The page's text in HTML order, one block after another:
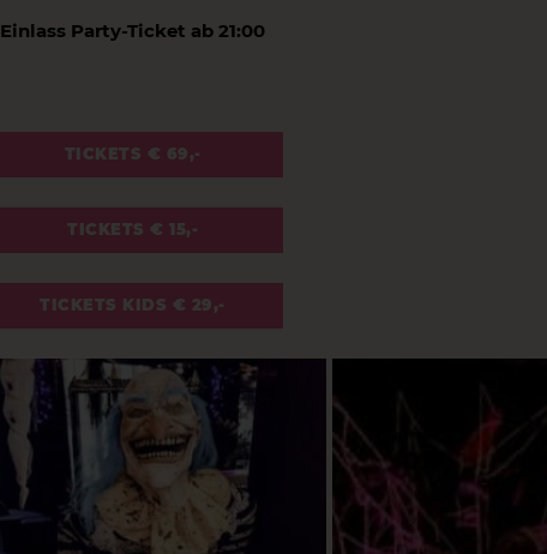
Einlass Party-Ticket ab 21:00
TICKETS € 69,-
TICKETS € 15,-
TICKETS KIDS € 29,-